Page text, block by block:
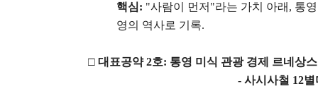
핵심: "사람이 먼저 "라는 가치 아래 , 통
영의 역사로 기록.
□ 대표공약2호: 통영 미식 관광 경제 르네상스
- 사시사철 12별